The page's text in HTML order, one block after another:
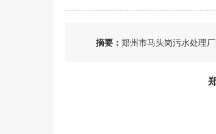
摘要： 郑州市马头岗污水处理